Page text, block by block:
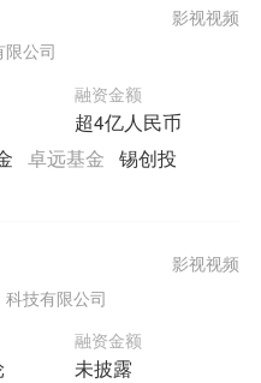
公司
融资金额
超4亿人民币
影视视频
卓远基金 锡创投
技有限公司
融资金额
未披露
影视视频